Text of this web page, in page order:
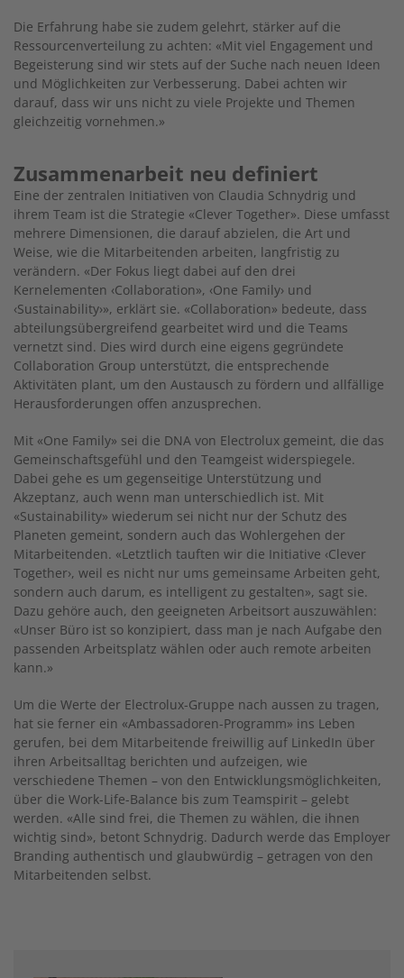
Die Erfahrung habe sie zudem gelehrt, stärker auf die
Ressourcenverteilung zu achten: «Mit viel Engagement und
Begeisterung sind wir stets auf der Suche nach neuen Ideen
und Möglichkeiten zur Verbesserung. Dabei achten wir
darauf, dass wir uns nicht zu viele Projekte und Themen
gleichzeitig vornehmen.»
Zusammenarbeit neu definiert
Eine der zentralen Initiativen von Claudia Schnydrig und
ihrem Team ist die Strategie «Clever Together». Diese umfasst
mehrere Dimensionen, die darauf abzielen, die Art und
Weise, wie die Mitarbeitenden arbeiten, langfristig zu
verändern. «Der Fokus liegt dabei auf den drei
Kernelementen ‹Collaboration», ‹One Family› und
‹Sustainability›», erklärt sie. «Collaboration» bedeute, dass
abteilungsübergreifend gearbeitet wird und die Teams
vernetzt sind. Dies wird durch eine eigens gegründete
Collaboration Group unterstützt, die entsprechende
Aktivitäten plant, um den Austausch zu fördern und allfällige
Herausforderungen offen anzusprechen.
Mit «One Family» sei die DNA von Electrolux gemeint, die das
Gemeinschaftsgefühl und den Teamgeist widerspiegele.
Dabei gehe es um gegenseitige Unterstützung und
Akzeptanz, auch wenn man unterschiedlich ist. Mit
«Sustainability» wiederum sei nicht nur der Schutz des
Planeten ge­meint, sondern auch das Wohlergehen der
Mitarbeitenden. «Letztlich tauften wir die Initiative ‹Clever
Together›, weil es nicht nur ums gemeinsame Arbeiten geht,
sondern auch darum, es intelligent zu gestalten», sagt sie.
Dazu gehöre auch, den geeigneten Arbeitsort auszuwählen:
«Unser Büro ist so konzipiert, dass man je nach Aufgabe den
passenden Arbeitsplatz wählen oder auch remote arbeiten
kann.»
Um die Werte der Electrolux-Gruppe nach aussen zu tragen,
hat sie ferner ein «Ambassadoren-Programm» ins Leben
gerufen, bei dem Mitar­beitende freiwillig auf LinkedIn über
ihren Arbeits­alltag berichten und aufzeigen, wie
verschiedene Themen – von den Entwicklungsmöglichkeiten,
über die Work-Life-Balance bis zum Teamspirit – gelebt
werden. «Alle sind frei, die Themen zu wählen, die ihnen
wichtig sind», betont Schnydrig. Dadurch werde das Employer
Branding authentisch und glaubwürdig – getragen von den
Mitarbeitenden selbst.